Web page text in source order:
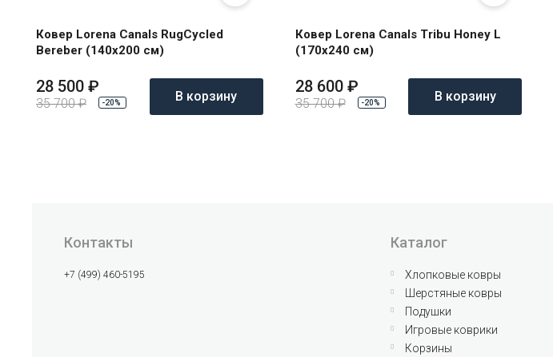
Ковер Lorena Canals RugCycled
Bereber (140x200 см)
28 500 ₽
35 700₽ -20% В корзину
Ковер Lorena Canals Tribu Honey L
(170x240 см)
28 600 ₽
35 700₽ -20% В корзину
Контакты
+7 (499) 460-5195
Каталог
Хлопковые ковры
Шерстяные ковры
Подушки
Игровые коврики
Корзины